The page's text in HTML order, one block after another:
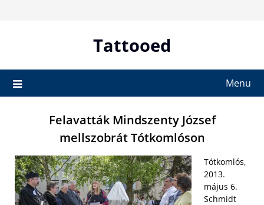
Tattooed
Menu
Felavatták Mindszenty József
mellszobrát Tótkomlóson
Tótkomlós,
2013.
május 6.
Schmidt